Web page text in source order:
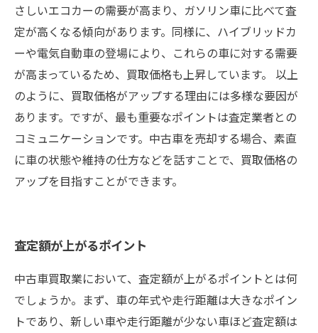
さしいエコカーの需要が高まり、ガソリン車に比べて査
定が高くなる傾向があります。同様に、ハイブリッドカ
ーや電気自動車の登場により、これらの車に対する需要
が高まっているため、買取価格も上昇しています。 以上
のように、買取価格がアップする理由には多様な要因が
あります。ですが、最も重要なポイントは査定業者との
コミュニケーションです。中古車を売却する場合、素直
に車の状態や維持の仕方などを話すことで、買取価格の
アップを目指すことができます。
査定額が上がるポイント
中古車買取業において、査定額が上がるポイントとは何
でしょうか。まず、車の年式や走行距離は大きなポイン
トであり、新しい車や走行距離が少ない車ほど査定額は